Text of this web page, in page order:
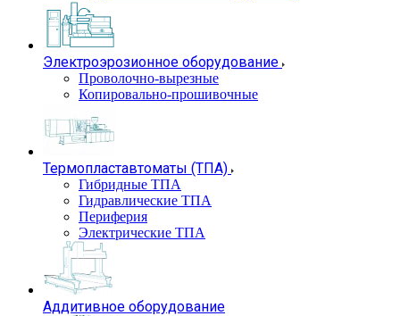
Электроэрозионное оборудование
Проволочно-вырезные
Копировально-прошивочные
Термопластавтоматы (ТПА)
Гибридные ТПА
Гидравлические ТПА
Периферия
Электрические ТПА
Аддитивное оборудование